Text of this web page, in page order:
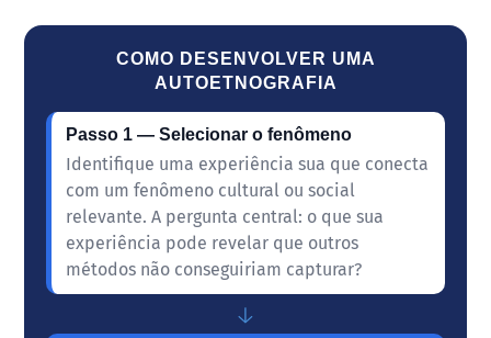
COMO DESENVOLVER UMA
AUTOETNOGRAFIA
Passo 1 — Selecionar o fenômeno
Identifique uma experiência sua que conecta
com um fenômeno cultural ou social
relevante. A pergunta central: o que sua
experiência pode revelar que outros
métodos não conseguiriam capturar?
↓